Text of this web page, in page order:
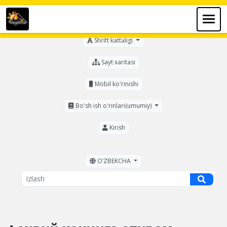
Shrift kattaligi
Sayt xaritasi
Mobil ko'rinishi
Bo'sh ish o'rinlari(umumiy)
Kirish
OʼZBEKCHA